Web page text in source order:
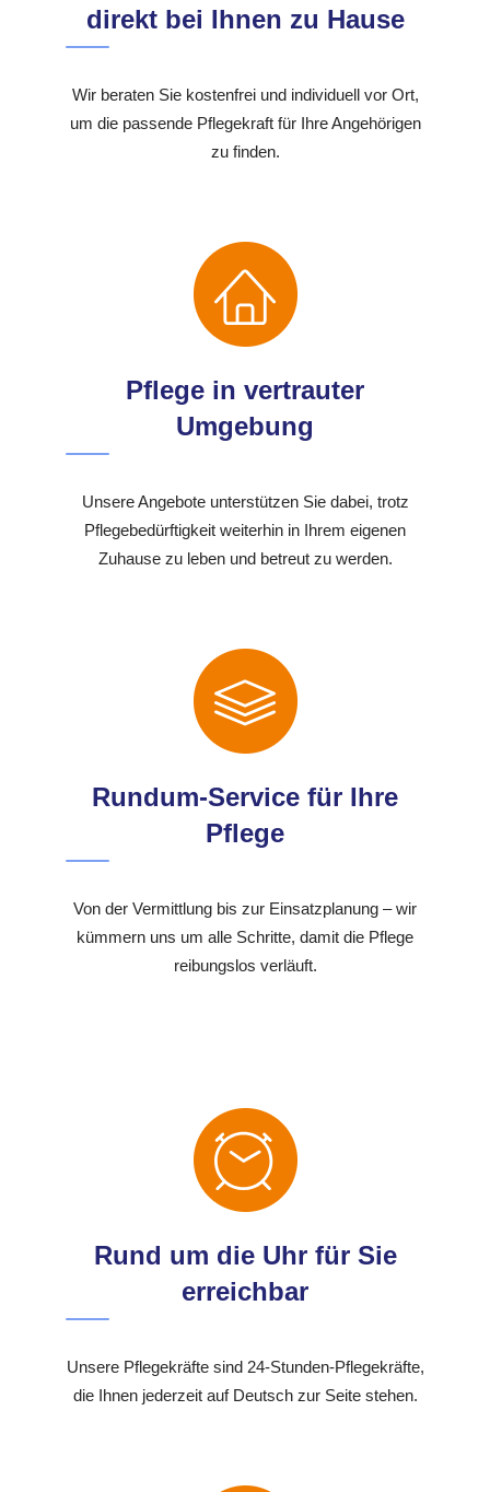
direkt bei Ihnen zu Hause
Wir beraten Sie kostenfrei und individuell vor Ort,
um die passende Pflegekraft für Ihre Angehörigen
zu finden.
Pflege in vertrauter
Umgebung
Unsere Angebote unterstützen Sie dabei, trotz
Pflegebedürftigkeit weiterhin in Ihrem eigenen
Zuhause zu leben und betreut zu werden.
Rundum-Service für Ihre
Pflege
Von der Vermittlung bis zur Einsatzplanung – wir
kümmern uns um alle Schritte, damit die Pflege
reibungslos verläuft.
Rund um die Uhr für Sie
erreichbar
Unsere Pflegekräfte sind 24-Stunden-Pflegekräfte,
die Ihnen jederzeit auf Deutsch zur Seite stehen.